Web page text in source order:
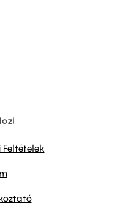
Feltételek